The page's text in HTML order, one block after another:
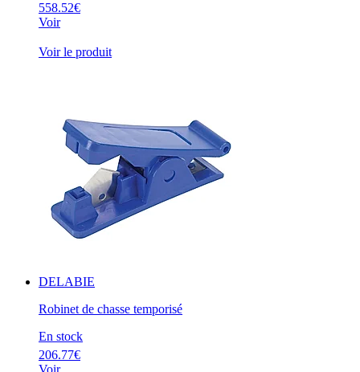
558.52€
Voir
Voir le produit
DELABIE
Robinet de chasse temporisé
En stock
206.77€
Voir